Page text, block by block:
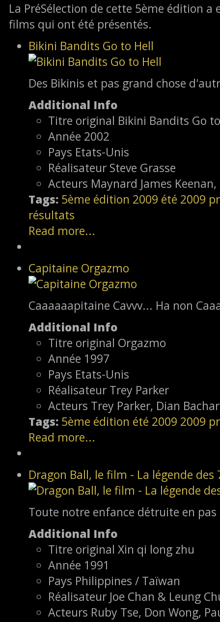
La PréSélection de cette 5ème édition a
films qui ont été présentés.
Bikini Bandits Go to Hell
Des Bikinis et pas grand chose
Additional Info
Titre original Bikini Bandits Go
Année 2002
Pays Etats-Unis
Réalisateur Steve Grasse
Acteurs Maynard James
Tags: 5ème édition 2009 été 2009
résultats
Read more...
Capitaine Orgazmo
Caaaaaapitaine Cavvv... Ha non
Additional Info
Titre original Orgazmo
Année 1997
Pays Etats-Unis
Réalisateur Trey Parker
Acteurs Trey Parker, Dian
Tags: 5ème édition été 2009 2009
Read more...
Dragon Ball, le film - La légende
Toute notre enfance détruite en
Additional Info
Titre original Xin qi long zhu
Année 1991
Pays Philippines / Taïwan
Réalisateur Joe Chan & Leung
Acteurs Ruby Tse, Don Wong,